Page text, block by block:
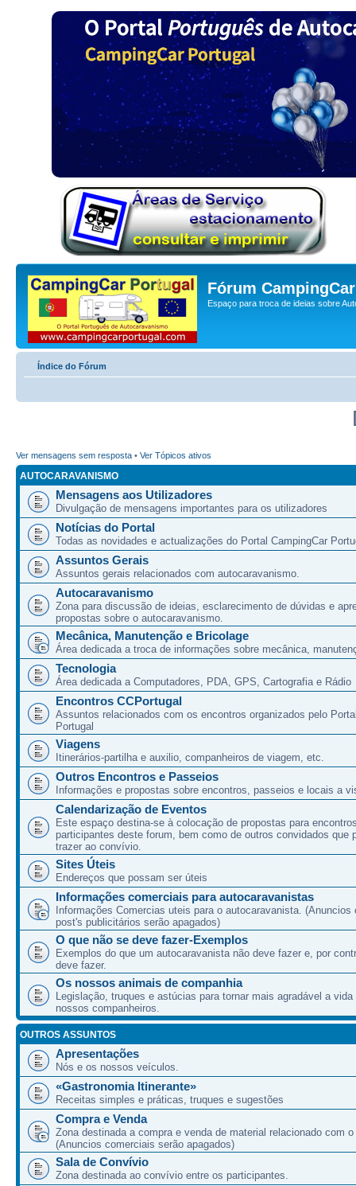
Fórum
Espaço para troca de ideias sobre
Índice do Fórum
Ver mensagens sem resposta • Ver Tópicos ativos
AUTOCARAVANISMO
Mensagens aos Utilizadores
Divulgação de mensagens importantes para os utilizadores
Notícias do Portal
Todas as novidades e actualizações do Portal CampingCar
Assuntos Gerais
Assuntos gerais relacionados com autocaravanismo.
Autocaravanismo
Zona para discussão de ideias, esclarecimento de dúvidas e
propostas sobre o autocaravanismo.
Mecânica, Manutenção e Bricolage
Área dedicada a troca de informações sobre mecânica,
Tecnologia
Área dedicada a Computadores, PDA, GPS, Cartografia e Rádio
Encontros CCPortugal
Assuntos relacionados com os encontros organizados pelo
Portugal
Viagens
Itinerários-partilha e auxilio, companheiros de viagem, etc.
Outros Encontros e Passeios
Informações e propostas sobre encontros, passeios e locais a
Calendarização de Eventos
Este espaço destina-se à colocação de propostas para
participantes deste forum, bem como de outros convidados que
trazer ao convívio.
Sites Úteis
Endereços que possam ser úteis
Informações comerciais para autocaravanistas
Informações Comercias uteis para o autocaravanista. (Anuncios
post's publicitários serão apagados)
O que não se deve fazer-Exemplos
Exemplos do que um autocaravanista não deve fazer e, por
deve fazer.
Os nossos animais de companhia
Legislação, truques e astúcias para tornar mais agradável a vida
nossos companheiros.
OUTROS ASSUNTOS
Apresentações
Nós e os nossos veículos.
«Gastronomia Itinerante»
Receitas simples e práticas, truques e sugestões
Compra e Venda
Zona destinada a compra e venda de material relacionado com
(Anuncios comerciais serão apagados)
Sala de Convívio
Zona destinada ao convívio entre os participantes.